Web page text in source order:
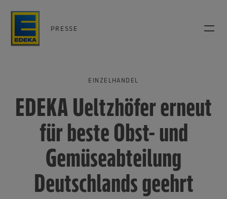
PRESSE
EINZELHANDEL
EDEKA Ueltzhöfer erneut
für beste Obst- und
Gemüseabteilung
Deutschlands geehrt